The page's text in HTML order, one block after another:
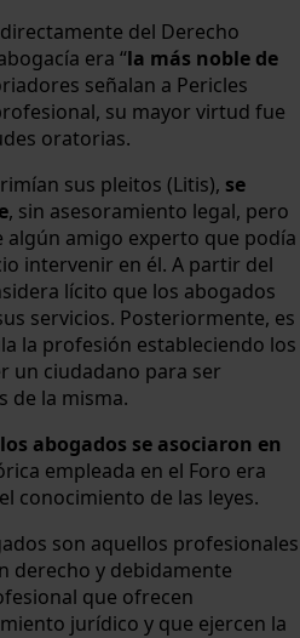
del Derecho
era “la más noble de
señalan a Pericles
su mayor virtud fue
oratorias.
sus pleitos (Litis), se
, sin asesoramiento legal, pero
amigo experto que podía
intervenir en él. A partir del
lícito que los abogados
servicios. Posteriormente, es
la profesión estableciendo los
un ciudadano para ser
de la misma.
los abogados se asociaron en
empleada en el Foro era
conocimiento de las leyes.
son aquellos profesionales
derecho y debidamente
que ofrecen
jurídico y que ejercen la